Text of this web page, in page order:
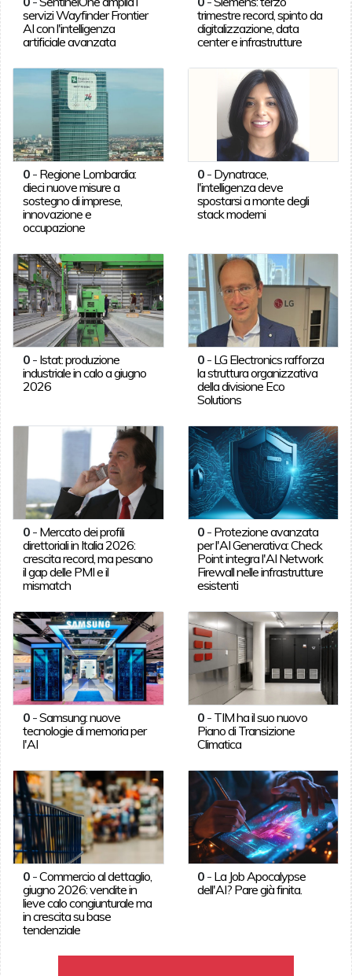
servizi Wayfinder Frontier
AI con l'intelligenza
artificiale avanzata
trimestre record, spinto da
digitalizzazione, data
center e infrastrutture
0- Regione Lombardia:
dieci nuove misure a
sostegno di imprese,
innovazione e
occupazione
0 - Dynatrace,
l'intelligenza deve
spostarsi a monte degli
stack moderni
0- Istat: produzione
industriale in calo a giugno
2026
0 - LG Electronics rafforza
la struttura organizzativa
della divisione Eco
Solutions
0- Mercato dei profili
direttoriali in Italia 2026:
crescita record, ma pesano
il gap delle PMI e il
mismatch
0 - Protezione avanzata
per l'AI Generativa: Check
Point integra l'AI Network
Firewall nelle infrastrutture
esistenti
0-Samsung: nuove
tecnologie di memoria per
l'AI
0 - TIM ha il suo nuovo
Piano di Transizione
Climatica
0-Commercio al dettaglio,
giugno 2026: vendite in
lieve calo congiunturale ma
in crescita su base
tendenziale
0 - La Job Apocalypse
dell'AI? Pare già finita.